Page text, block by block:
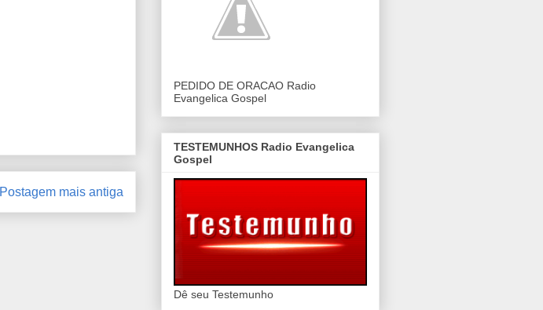
Postagem mais antiga
PEDIDO DE ORACAO Radio
Evangelica Gospel
TESTEMUNHOS Radio Evangelica
Gospel
Dê seu Testemunho